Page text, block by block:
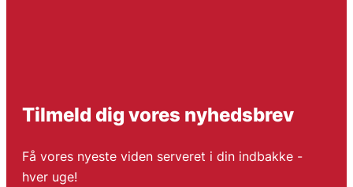
Tilmeld dig vores nyhedsbrev
Få vores nyeste viden serveret i din indbakke -
hver uge!